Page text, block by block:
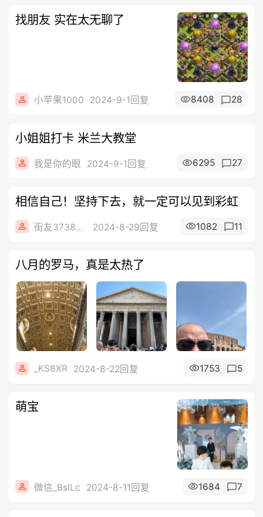
找朋友 实在太无聊了
小苹果1000 2024-9-1回复 8408 28
小姐姐打卡 米兰大教堂
我是你的眼 2024-9-1回复 6295 27
相信自己！坚持下去，就一定可以见到彩虹
街友37383748 2024-8-29回复 1082 11
八月的罗马，真是太热了
_KS8XR 2024-8-22回复 1753 5
萌宝
微信_BslLc 2024-8-11回复 1684 7